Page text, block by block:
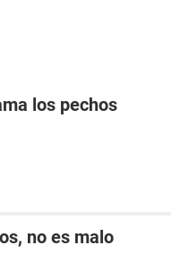
los pechos
no es malo